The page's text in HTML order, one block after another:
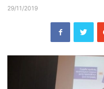
29/11/2019